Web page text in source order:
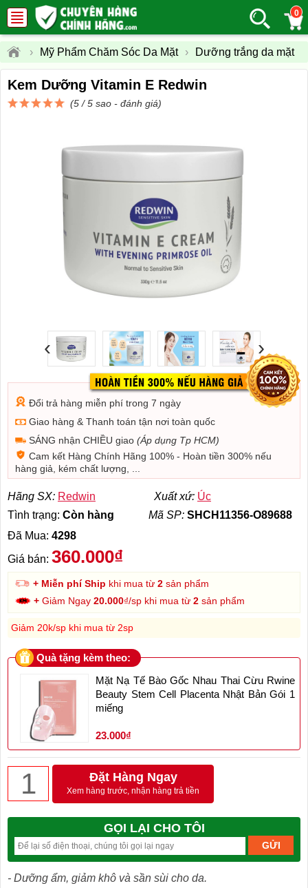
0
› Mỹ Phẩm Chăm Sóc Da Mặt › Dưỡng trắng da mặt
Kem Dưỡng Vitamin E Redwin
(5 / 5 sao - đánh giá)
‹ ›
Đổi trả hàng miễn phí trong 7 ngày
Giao hàng & Thanh toán tận nơi toàn quốc
SÁNG nhận CHIỀU giao (Áp dụng Tp HCM)
Cam kết Hàng Chính Hãng 100% - Hoàn tiền 300% nếu
hàng giả, kém chất lượng, ...
Hãng SX: Redwin Xuất xứ: Úc
Tình trạng: Còn hàng Mã SP: SHCH11356-O89688
Đã Mua: 4298
Giá bán: 360.000₫
+ Miễn phí Ship khi mua từ 2 sản phẩm
+ Giảm Ngay20.000₫/sp khi mua từ2 sản phẩm
Giảm 20k/sp khi mua từ 2sp
Quà tặng kèm theo:
Mặt Nạ Tế Bào Gốc Nhau Thai Cừu Rwine
Beauty Stem Cell Placenta Nhật Bản Gói 1
miếng
23.000₫
Đặt Hàng Ngay
Xem hàng trước, nhận hàng trả tiền
GỌI LẠI CHO TÔI
- Dưỡng ẩm, giảm khô và sần sùi cho da.